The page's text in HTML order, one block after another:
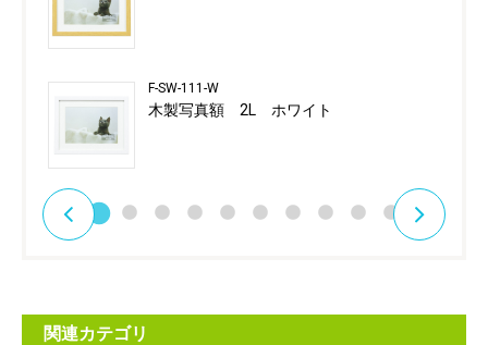
F-SW-111-W
木製写真額 2L ホワイト
関連カテゴリ